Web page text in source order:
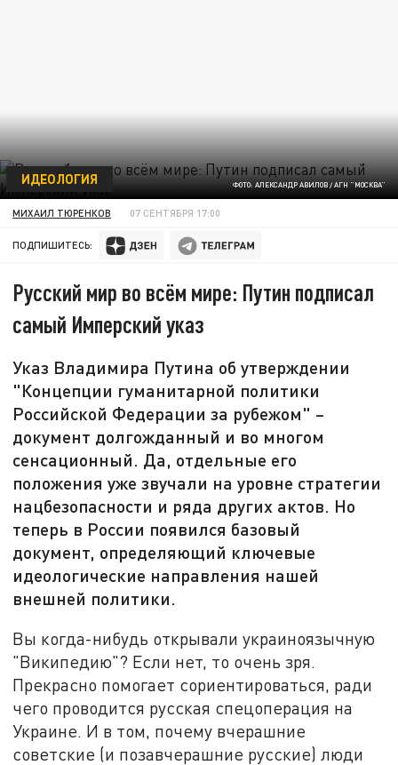
ФОТО: АЛЕКСАНДР АВИЛОВ / АГН "МОСКВА"
ИДЕОЛОГИЯ
МИХАИЛ ТЮРЕНКОВ 07 СЕНТЯБРЯ 17:00
ПОДПИШИТЕСЬ:
Русский мир во всём мире: Путин подписал
самый Имперский указ
Указ Владимира Путина об утверждении
"Концепции гуманитарной политики
Российской Федерации за рубежом" –
документ долгожданный и во многом
сенсационный. Да, отдельные его
положения уже звучали на уровне стратегии
нацбезопасности и ряда других актов. Но
теперь в России появился базовый
документ, определяющий ключевые
идеологические направления нашей
внешней политики.
Вы когда-нибудь открывали украиноязычную
"Википедию"? Если нет, то очень зря.
Прекрасно помогает сориентироваться, ради
чего проводится русская спецоперация на
Украине. И в том, почему вчерашние
советские (и позавчерашние русские) люди